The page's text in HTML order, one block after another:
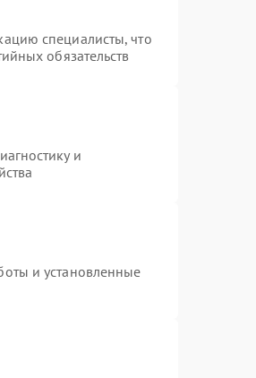
специалисты, что
обязательств
и
и установленные